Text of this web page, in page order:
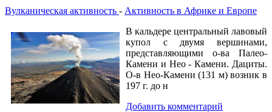
Вулканическая активность - Активность в Африке и Европе
В кальдере центральный лавовый
купол с двумя вершинами,
представляющими о-ва Палео-
Камени и Нео - Камени. Дациты.
О-в Нео-Камени (131 м) возник в
197 г. до н
Добавить комментарий